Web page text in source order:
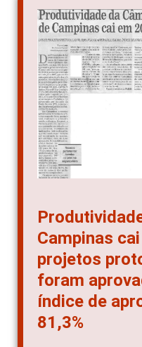
Campinas
projetos
foram
índice de
81,3%